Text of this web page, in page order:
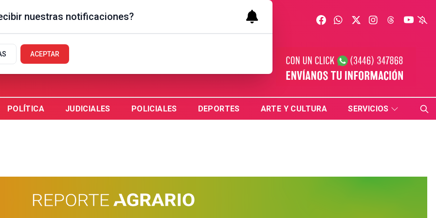
AR
POLÍTICA JUDICIALES POLICIALES DEPORTES ARTE Y CULTURA SERVICIOS
nuestras notificaciones?
ACEPTAR